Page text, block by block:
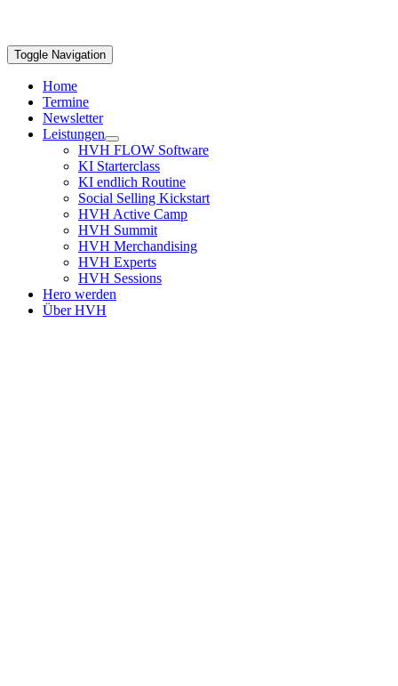
Toggle Navigation
Home
Termine
Newsletter
Leistungen
HVH FLOW Software
KI Starterclass
KI endlich Routine
Social Selling Kickstart
HVH Active Camp
HVH Summit
HVH Merchandising
HVH Experts
HVH Sessions
Hero werden
Über HVH